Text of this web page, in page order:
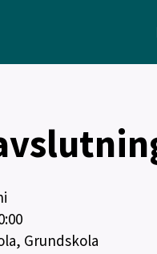
Grundskola